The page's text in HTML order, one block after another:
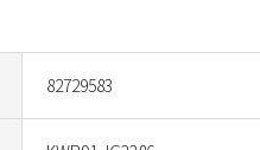
82729583